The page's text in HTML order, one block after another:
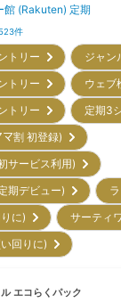
館 (Rakuten) 定期
件
トリー
ジャ
トリー
ウェ
トリー
定期3
マ割 初登録)
サービス利用)
期デビュー)
りに)
サーティ
い回りに)
エコらくパック